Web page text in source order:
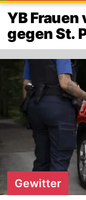
YB
gegen St.
Gewitter